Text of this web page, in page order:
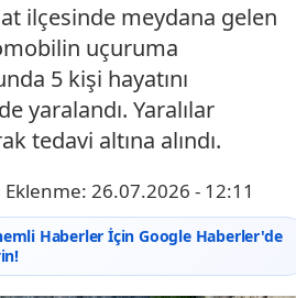
ilçesinde meydana gelen
uçuruma
5 kişi hayatını
yaralandı. Yaralılar
tedavi altına alındı.
Eklenme: 26.07.2026 - 12:11
Haberler İçin Google Haberler'de